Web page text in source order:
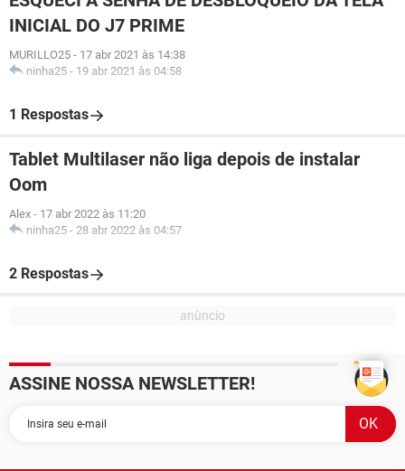
INICIAL DO J7 PRIME
MURILLO25 - 17 abr 2021 às 14:38
ninha25 - 19 abr 2021 às 04:58
1 Respostas
Tablet Multilaser não liga depois de instalar
Oom
Alex - 17 abr 2022 às 11:20
ninha25 - 28 abr 2022 às 04:57
2 Respostas
ASSINE NOSSA NEWSLETTER!